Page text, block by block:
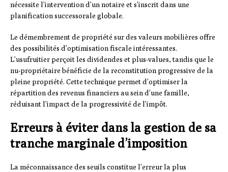
nécessite l’intervention d’un notaire et s’inscrit dans une
planification successorale globale.
Le démembrement de propriété sur des valeurs mobilières offre
des possibilités d’optimisation fiscale intéressantes.
L’usufruitier perçoit les dividendes et plus-values, tandis que le
nu-propriétaire bénéficie de la reconstitution progressive de la
pleine propriété. Cette technique permet d’optimiser la
répartition des revenus financiers au sein d’une famille,
réduisant l’impact de la progressivité de l’impôt.
Erreurs à éviter dans la gestion de sa
tranche marginale d’imposition
La méconnaissance des seuils constitue l’erreur la plus